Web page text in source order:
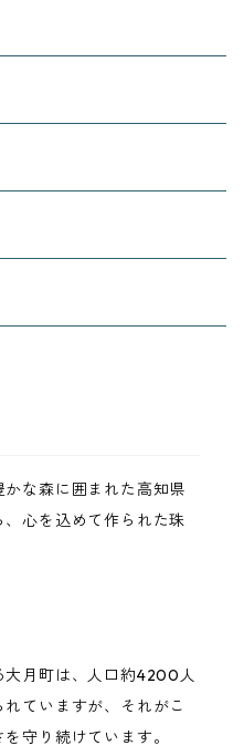
な森に囲まれた高知県
心を込めて作られた珠
月町は、人口約4200人
ていますが、それがこ
守り続けています。